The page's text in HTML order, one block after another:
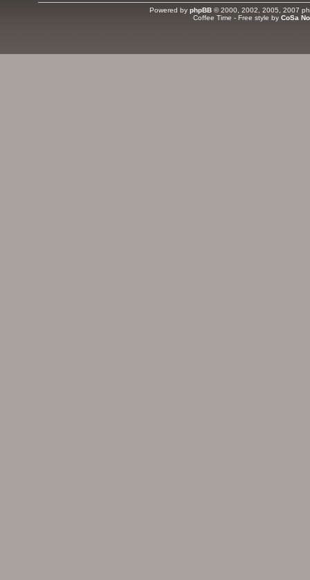
Powered by phpBB© 2000, 2002, 2005, 2007
Coffee Time - Free style by CoSa